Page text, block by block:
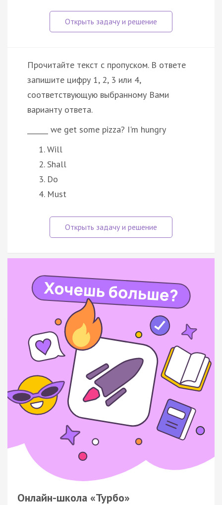
Прочитайте текст с пропуском. В ответе
запишите цифру 1, 2, 3 или 4,
соответствующую выбранному Вами
варианту ответа.
______ we get some pizza? I'm hungry
Will
Shall
Do
Must
Онлайн-школа «Турбо»